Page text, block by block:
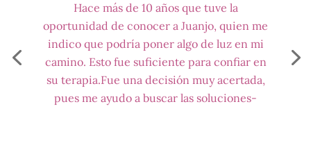
Hace más de 10 años que tuve la
oportunidad de conocer a Juanjo, quien me
indico que podría poner algo de luz en mi
camino. Esto fue suficiente para confiar en
su terapia.Fue una decisión muy acertada,
pues me ayudo a buscar las soluciones-